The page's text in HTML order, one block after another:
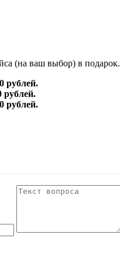
(на ваш выбор) в подарок.
рублей.
рублей.
рублей.